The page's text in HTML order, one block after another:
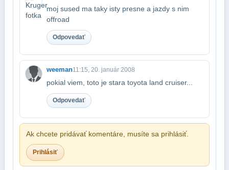
moj sused ma taky isty presne a jazdy s nim
offroad
Odpovedať
weeman11:15, 20. január 2008
pokial viem, toto je stara toyota land cruiser...
Odpovedať
Ak chcete pridávať komentáre, musíte sa prihlásiť.
Prihlásiť